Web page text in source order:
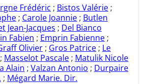
Frédéric ; Bistos Valérie ;
; Carole Joannie ; Butlen
Jean-Jacques ; Del Bianco
Fabien ; Emprin Fabienne ;
Olivier ; Gros Patrice ; Le
; Masselot Pascale ; Matulik Nicole
Alain ; Valzan Antonio ; Durpaire
; Mégard Marie. Dir.